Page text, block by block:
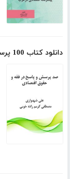
دانلود کتاب 100 پرسش و پاسخ در فقه و حقوق اقتصادی